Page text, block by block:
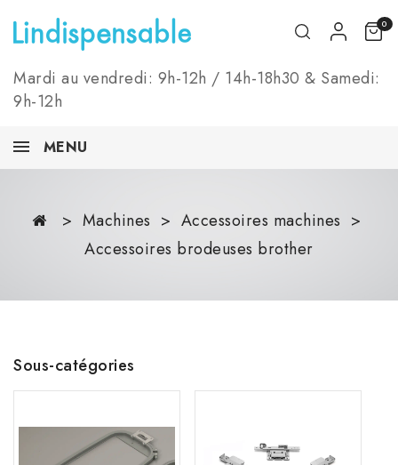
Mardi au vendredi: 9h-12h / 14h-18h30 & Samedi:
9h-12h
0
MENU
Machines
Accessoires machines
Accessoires brodeuses brother
Sous-catégories